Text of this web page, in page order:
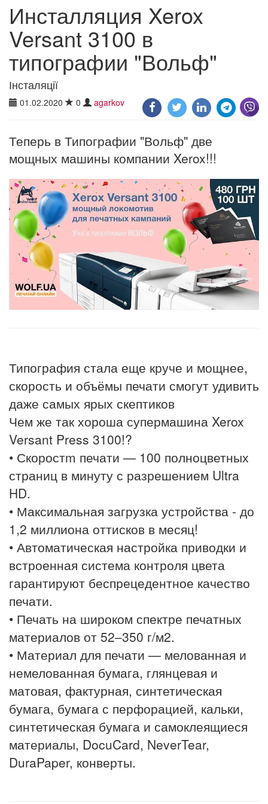
Инсталляция Xerox
Versant 3100 в
типографии "Вольф"
Інсталяції
01.02.2020 0 agarkov
Теперь в Типографии "Вольф" две
мощных машины компании Xerox!!!
Типография стала еще круче и мощнее,
скорость и объёмы печати смогут удивить
даже самых ярых скептиков
Чем же так хороша супермашина Xerox
Versant Press 3100!?
• Скоростm печати — 100 полноцветных
страниц в минуту с разрешением Ultra
HD.
• Максимальная загрузка устройства - до
1,2 миллиона оттисков в месяц!
• Автоматическая настройка приводки и
встроенная система контроля цвета
гарантируют беспрецедентное качество
печати.
• Печать на широком спектре печатных
материалов от 52–350 г/м2.
• Материал для печати — мелованная и
немелованная бумага, глянцевая и
матовая, фактурная, синтетическая
бумага, бумага с перфорацией, кальки,
синтетическая бумага и самоклеящиеся
материалы, DocuCard, NeverTear,
DuraPaper, конверты.